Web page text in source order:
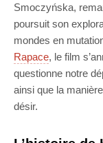
Smoczyńska,
poursuit son
mondes en
Rapace, le film
questionne notre
ainsi que la
désir.